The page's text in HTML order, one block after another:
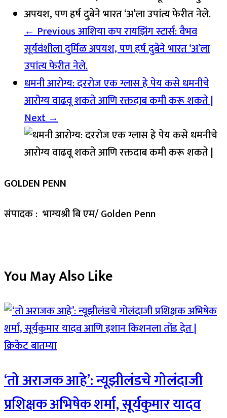
← Previousआशिया कप रायझिंग स्टार्स: वैभव
सूर्यवंशीला दुर्मिळ अपयश, पण हर्ष दुबेने भारत ‘अ’ला
उपांत्य फेरीत नेले.
धमनी आरोग्य: दररोज एक ग्लास हे पेय कसे धमनीचे
आरोग्य वाढवू शकते आणि रक्तदाब कमी करू शकते |
Next →
GOLDEN PENN
संपादक : भाग्यश्री बि एम/ Golden Penn
You May Also Like
‘तो अराजक आहे’: न्यूझीलंडचे गोलंदाजी
प्रशिक्षक अभिषेक शर्मा, सूर्यकुमार यादव